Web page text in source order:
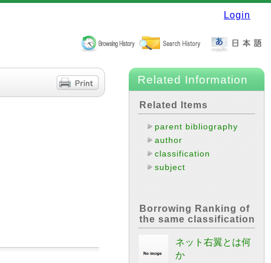
Login
Related Information
Related Items
parent bibliography
author
classification
subject
Borrowing Ranking of
the same classification
ネット右翼とは何
か